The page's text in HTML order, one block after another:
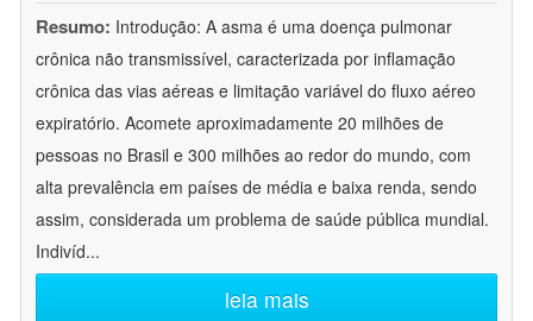
Resumo: Introdução: A asma é uma doença pulmonar
crônica não transmissível, caracterizada por inflamação
crônica das vias aéreas e limitação variável do fluxo aéreo
expiratório. Acomete aproximadamente 20 milhões de
pessoas no Brasil e 300 milhões ao redor do mundo, com
alta prevalência em países de média e baixa renda, sendo
assim, considerada um problema de saúde pública mundial.
Indivíd...
leia mais